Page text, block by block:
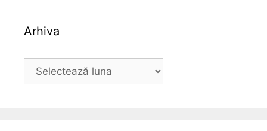
Arhiva
Arhiva